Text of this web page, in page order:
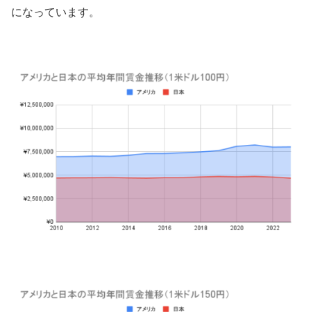
になっています。